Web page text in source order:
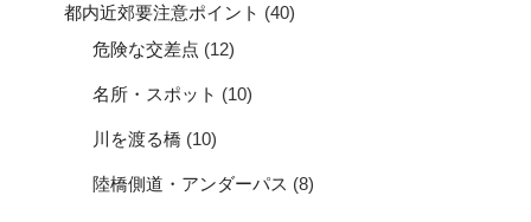
都内近郊要注意ポイント (40)
危険な交差点 (12)
名所・スポット (10)
川を渡る橋 (10)
陸橋側道・アンダーパス (8)